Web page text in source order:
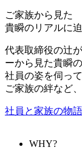
ご家族から見た
貴瞬のリアルに
代表取締役の辻
ーから見た貴瞬
社員の姿を伺っ
ご家族の絆など
社員と家族の物
WHY?